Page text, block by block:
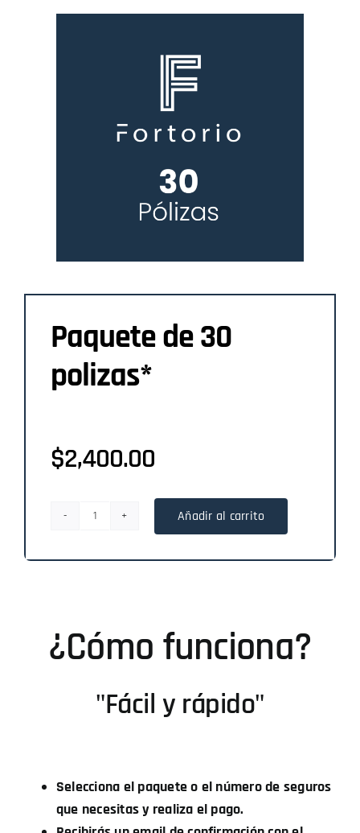
Paquete de 30
polizas*
$2,400.00
Añadir al carrito
¿Cómo funciona?
"Fácil y rápido"
Selecciona el paquete o el número de seguros
que necesitas y realiza el pago.